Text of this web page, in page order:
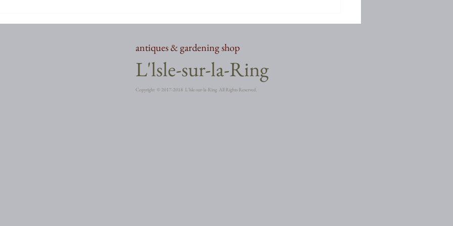
antiques & gardening shop
​L'lsle-sur-la-Ring
Copyright ©︎ 2017-2018 L'lsle-sur-la-Ring All Rights Reserved.